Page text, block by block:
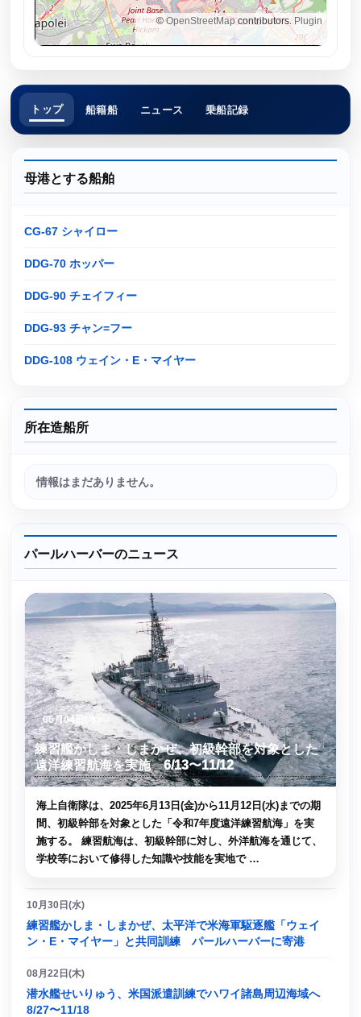
©OpenStreetMapcontributors.Plugin
トップ 船籍船 ニュース 乗船記録
母港とする船舶
CG-67 シャイロー
DDG-70 ホッパー
DDG-90 チェイフィー
DDG-93 チャン=フー
DDG-108 ウェイン・E・マイヤー
所在造船所
情報はまだありません。
パールハーバーのニュース
06月04日(水)
練習艦かしま・しまかぜ、初級幹部を対象とした
遠洋練習航海を実施 6/13〜11/12
海上自衛隊は、2025年6月13日(金)から11月12日(水)までの期
間、初級幹部を対象とした「令和7年度遠洋練習航海」を実
施する。 練習航海は、初級幹部に対し、外洋航海を通じて、
学校等において修得した知識や技能を実地で …
10月30日(水)
練習艦かしま・しまかぜ、太平洋で米海軍駆逐艦「ウェイ
ン・E・マイヤー」と共同訓練 パールハーバーに寄港
08月22日(木)
潜水艦せいりゅう、米国派遣訓練でハワイ諸島周辺海域へ
8/27〜11/18